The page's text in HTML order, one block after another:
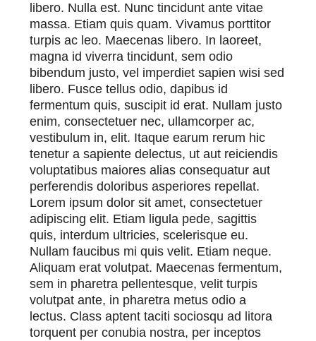
libero. Nulla est. Nunc tincidunt ante vitae
massa. Etiam quis quam. Vivamus porttitor
turpis ac leo. Maecenas libero. In laoreet,
magna id viverra tincidunt, sem odio
bibendum justo, vel imperdiet sapien wisi sed
libero. Fusce tellus odio, dapibus id
fermentum quis, suscipit id erat. Nullam justo
enim, consectetuer nec, ullamcorper ac,
vestibulum in, elit. Itaque earum rerum hic
tenetur a sapiente delectus, ut aut reiciendis
voluptatibus maiores alias consequatur aut
perferendis doloribus asperiores repellat.
Lorem ipsum dolor sit amet, consectetuer
adipiscing elit. Etiam ligula pede, sagittis
quis, interdum ultricies, scelerisque eu.
Nullam faucibus mi quis velit. Etiam neque.
Aliquam erat volutpat. Maecenas fermentum,
sem in pharetra pellentesque, velit turpis
volutpat ante, in pharetra metus odio a
lectus. Class aptent taciti sociosqu ad litora
torquent per conubia nostra, per inceptos